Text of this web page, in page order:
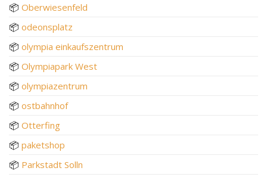
📦 Oberwiesenfeld
📦 odeonsplatz
📦 olympia einkaufszentrum
📦 Olympiapark West
📦 olympiazentrum
📦 ostbahnhof
📦 Otterfing
📦 paketshop
📦 Parkstadt Solln